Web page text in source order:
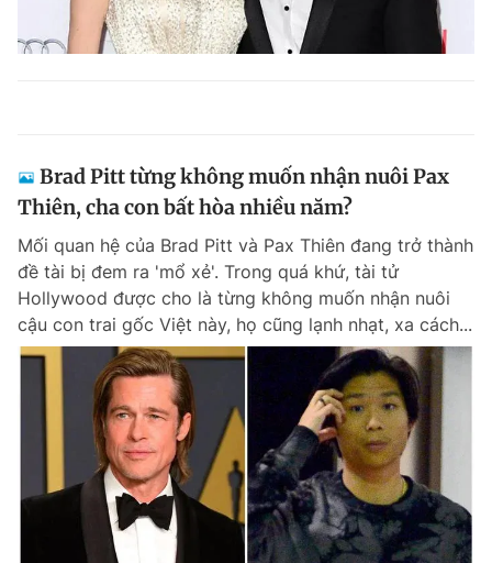
Brad Pitt từng không muốn nhận nuôi Pax
Thiên, cha con bất hòa nhiều năm?
Mối quan hệ của Brad Pitt và Pax Thiên đang trở thành
đề tài bị đem ra 'mổ xẻ'. Trong quá khứ, tài tử
Hollywood được cho là từng không muốn nhận nuôi
cậu con trai gốc Việt này, họ cũng lạnh nhạt, xa cách...